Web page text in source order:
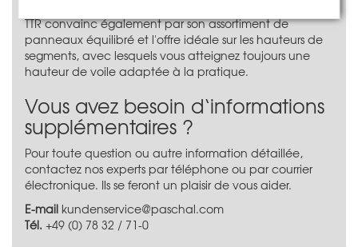
TTR convainc également par son assortiment de
panneaux équilibré et l'offre idéale sur les hauteurs de
segments, avec lesquels vous atteignez toujours une
hauteur de voile adaptée à la pratique.
Vous avez besoin d‘informations
supplémentaires ?
Pour toute question ou autre information détaillée,
contactez nos experts par téléphone ou par courrier
électronique. Ils se feront un plaisir de vous aider.
E-mail kundenservice@paschal.com
Tél. +49 (0) 78 32 / 71-0